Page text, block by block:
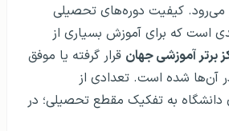
می‌رود. کیفیت دوره‌های تحصیلی
است که برای آموزش بسیاری از
قرار گرفته یا موفق
آن‌ها شده است. تعدادی از
به تفکیک مقطع تحصیلی؛ در